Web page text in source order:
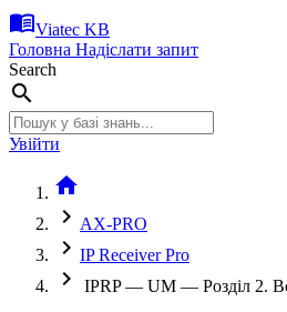
menu_bookViatec KB
Головна Надіслати запит
Search
search
Увійти
home
chevron_right AX-PRO
chevron_right IP Receiver Pro
chevron_right IPRP — UM — Розділ 2.